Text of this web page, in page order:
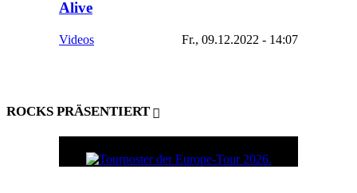
Alive
Videos Fr., 09.12.2022 - 14:07
ROCKS PRÄSENTIERT